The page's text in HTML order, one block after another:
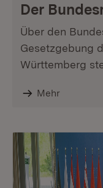
Der
Über den
Gesetzgebung
Württemberg
Mehr